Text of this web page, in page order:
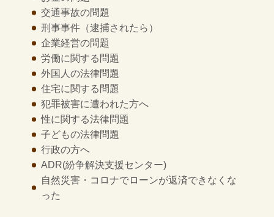
交通事故の問題
刑事事件 （逮捕されたら）
企業経営の問題
労働に関する問題
外国人の法律問題
住宅に関する問題
犯罪被害に遭われた方へ
性に関する法律問題
子どもの法律問題
行政の方へ
ADR(紛争解決支援センター)
自然災害・コロナでローンが返済できなくな
った